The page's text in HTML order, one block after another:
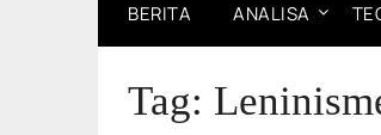
BERITA ANALISA
Tag: